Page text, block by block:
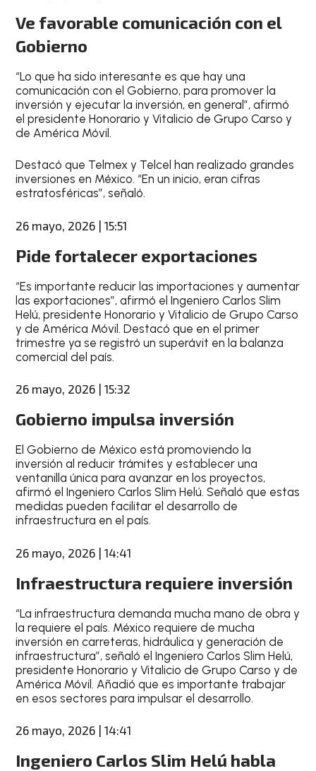
Ve favorable comunicación con el
Gobierno
“Lo que ha sido interesante es que hay una
comunicación con el Gobierno, para promover la
inversión y ejecutar la inversión, en general”, afirmó
el presidente Honorario y Vitalicio de Grupo Carso y
de América Móvil.
Destacó que Telmex y Telcel han realizado grandes
inversiones en México. “En un inicio, eran cifras
estratosféricas”, señaló.
26 mayo, 2026 | 15:51
Pide fortalecer exportaciones
“Es importante reducir las importaciones y aumentar
las exportaciones”, afirmó el Ingeniero Carlos Slim
Helú, presidente Honorario y Vitalicio de Grupo Carso
y de América Móvil. Destacó que en el primer
trimestre ya se registró un superávit en la balanza
comercial del país.
26 mayo, 2026 | 15:32
Gobierno impulsa inversión
El Gobierno de México está promoviendo la
inversión al reducir trámites y establecer una
ventanilla única para avanzar en los proyectos,
afirmó el Ingeniero Carlos Slim Helú. Señaló que estas
medidas pueden facilitar el desarrollo de
infraestructura en el país.
26 mayo, 2026 | 14:41
Infraestructura requiere inversión
“La infraestructura demanda mucha mano de obra y
la requiere el país. México requiere de mucha
inversión en carreteras, hidráulica y generación de
infraestructura”, señaló el Ingeniero Carlos Slim Helú,
presidente Honorario y Vitalicio de Grupo Carso y de
América Móvil. Añadió que es importante trabajar
en esos sectores para impulsar el desarrollo.
26 mayo, 2026 | 14:41
Ingeniero Carlos Slim Helú habla